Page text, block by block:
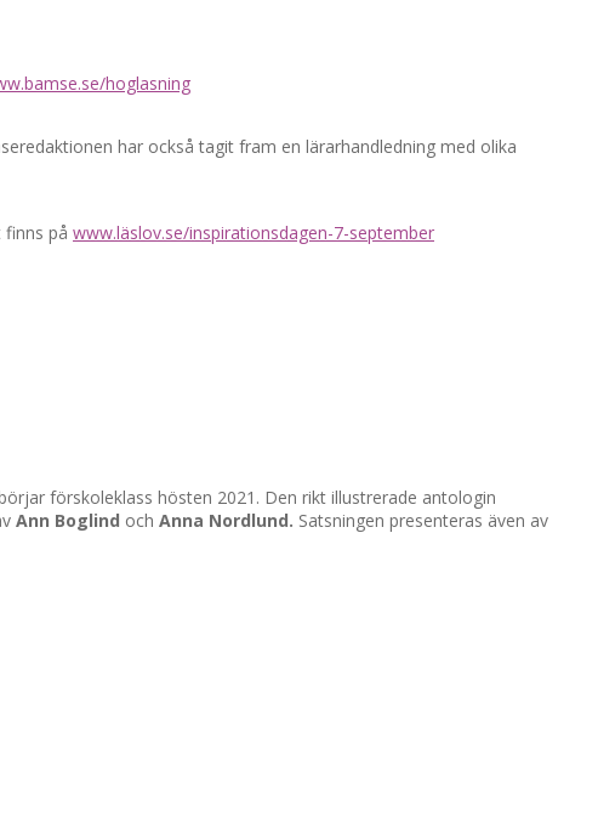
hoglasning
har också tagit fram en lärarhandledning med olika
på www.läslov.se/inspirationsdagen-7-september
förskoleklass hösten 2021. Den rikt illustrerade antologin
Ann Boglind och Anna Nordlund. Satsningen presenteras även av